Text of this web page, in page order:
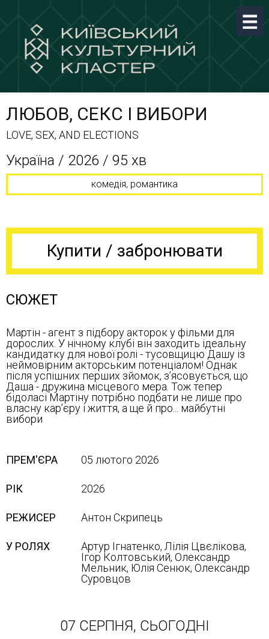
ЛЮБОВ, СЕКС І ВИБОРИ
LOVE, SEX, AND ELECTIONS
Україна / 2026 / 95 хв
комедія, романтика
Купити / забронювати
СЮЖЕТ
Мартін - агент з підбору акторок у фільми для
дорослих. У нічному клубі він заходить ідеальну
кандидатку для нової ролі - тусовщицю Дашу із
неймовірним акторським потенціалом! Однак
після успішних перших зйомок, з’ясовується, що
Даша - дружина місцевого мера. Тож тепер
бідоласі Мартіну потрібно подбати не лише про
власну кар’єру і життя, а ще й про... майбутні
вибори
ПРЕМ'ЄРА 05 лютого 2026
РІК 2026
РЕЖИСЕР Антон Скрипець
У РОЛЯХ
Артур Ігнатенко, Лілія Цвєлікова,
Ігор Колтовський, Олександр
Мельник, Юлія Сенюк, Олександр
Суровцов
07 СЕРПНЯ, СЬОГОДНІ